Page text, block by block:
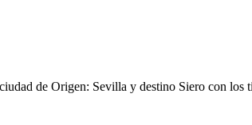
de Origen: Sevilla y destino Siero con los